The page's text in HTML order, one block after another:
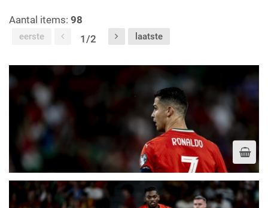
Aantal items: 98
eerste 1/2 laatste